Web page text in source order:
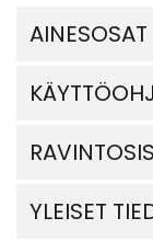
AINESOSAT
YLEISET